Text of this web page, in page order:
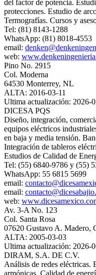
del factor de potencia.
protecciones. Estudio de
Termografías. Cursos y
Tel: (81) 8143-1288
WhatsApp: (81) 8018-4553
email:
web:
Pino No. 2915
Col. Moderna
64530 Monterrey, NL
ALTA: 2016-03-11
Ultima actualización: 2026-
DICESA PQS
Diseño, integración,
equipos eléctricos
en baja y media tensión.
Integración de tableros
Estudios de Calidad de
Tel: (55) 6840-9786 y (55)
WhatsApp: 55 6815 5699
email:
email:
web:
Av. 3-A No. 123
Col. Santa Rosa
07620 Gustavo A. Madero,
ALTA: 2005-03-03
Ultima actualización: 2026-
DIRAM, S.A. DE C.V.
Análisis de redes eléctricas.
armónicas. Calidad de